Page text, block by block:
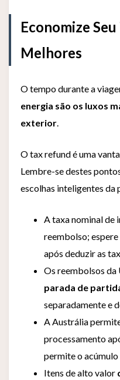
Economize
Melhores
O tempo durante a
energia são os luxos
exterior.
O tax refund é uma
Lembre-se destes
escolhas inteligentes da
A taxa nominal de
reembolso;
após deduzir as
Os reembolsos da
parada de
separadamente e
A Austrália
processamento
permite o
Itens de alto valor